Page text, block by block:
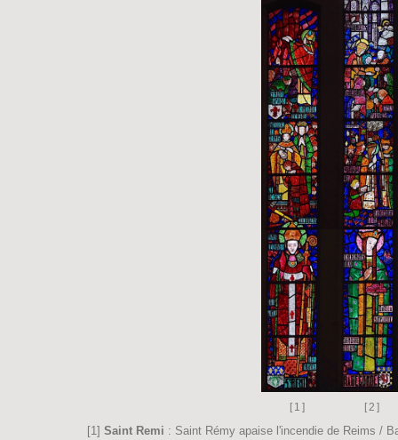
[1] [2]
[1] Saint Remi : Saint Rémy apaise l'incendie de Reims /